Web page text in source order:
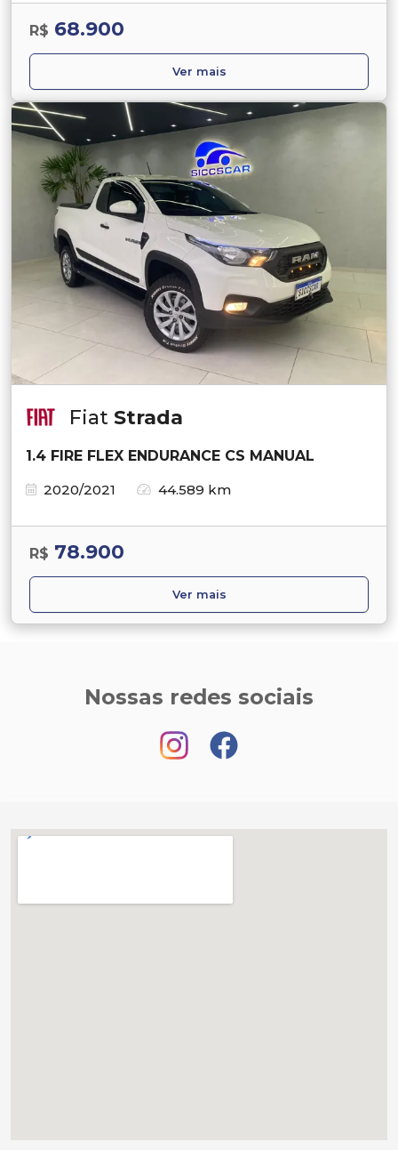
R$ 68.900
Ver mais
Fiat Strada
1.4 FIRE FLEX ENDURANCE CS MANUAL
2020/2021
44.589 km
R$ 78.900
Ver mais
Nossas redes sociais